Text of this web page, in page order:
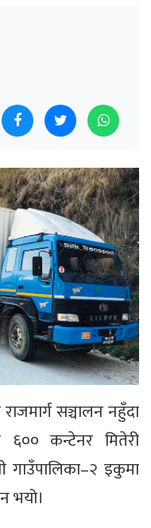
सञ्चालन नहुँदा
कन्टेनर मितेरी
गाउँपालिका–२ इकुमा
भयो।